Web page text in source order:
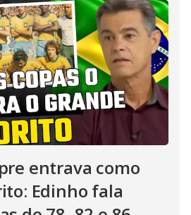
entrava como
Edinho fala